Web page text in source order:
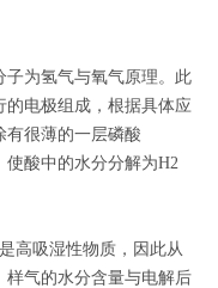
子为氢气与氧气原理。此
电极组成，根据具体应
有很薄的一层磷酸
使酸中的水分分解为H2
高吸湿性物质，因此从
样气的水分含量与电解后